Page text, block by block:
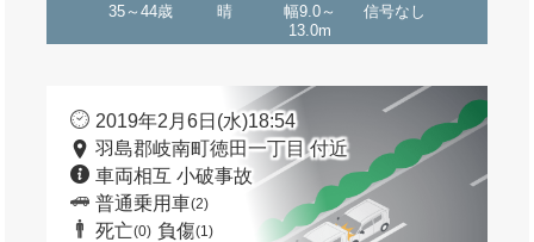
35～44歳 晴
幅9.0～
13.0m
信号なし
2019年2月6日(水)18:54
羽島郡岐南町徳田一丁目 付近
車両相互 小破事故
普通乗用車(2)
死亡(0) 負傷(1)